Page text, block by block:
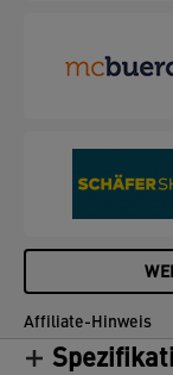
Affiliate-Hinweis